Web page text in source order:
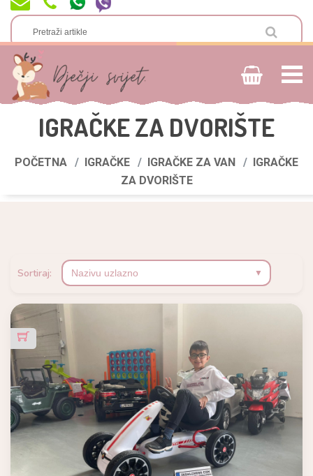
IGRAČKE ZA DVORIŠTE
POČETNA IGRAČKE IGRAČKE ZA VAN
IGRAČKE
ZA DVORIŠTE
Sortiraj: